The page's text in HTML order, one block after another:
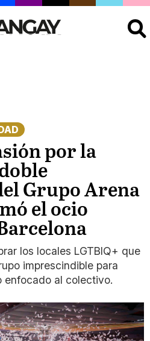
por la
Grupo Arena
el ocio
los locales LGTBIQ+ que
imprescindible para
enfocado al colectivo.